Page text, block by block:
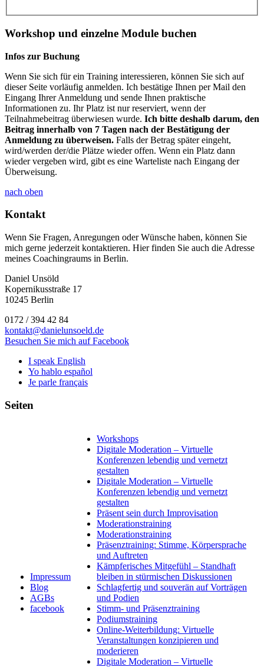
Workshop und einzelne Module buchen
Infos zur Buchung
Wenn Sie sich für ein Training interessieren, können Sie sich auf
dieser Seite vorläufig anmelden. Ich bestätige Ihnen per Mail den
Eingang Ihrer Anmeldung und sende Ihnen praktische
Informationen zu. Ihr Platz ist nur reserviert, wenn der
Teilnahmebeitrag überwiesen wurde. Ich bitte deshalb darum, den
Beitrag innerhalb von 7 Tagen nach der Bestätigung der
Anmeldung zu überweisen. Falls der Betrag später eingeht,
wird/werden der/die Plätze wieder offen. Wenn ein Platz dann
wieder vergeben wird, gibt es eine Warteliste nach Eingang der
Überweisung.
nach oben
Kontakt
Wenn Sie Fragen, Anregungen oder Wünsche haben, können Sie
mich gerne jederzeit kontaktieren. Hier finden Sie auch die Adresse
meines Coachingraums in Berlin.
Daniel Unsöld
Kopernikusstraße 17
10245 Berlin
0172 / 394 42 84
kontakt@danielunsoeld.de
Besuchen Sie mich auf Facebook
I speak English
Yo hablo español
Je parle français
Seiten
Impressum
Blog
AGBs
facebook
Workshops
Digitale Moderation – Virtuelle
Konferenzen lebendig und vernetzt
gestalten
Digitale Moderation – Virtuelle
Konferenzen lebendig und vernetzt
gestalten
Präsent sein durch Improvisation
Moderationstraining
Moderationstraining
Präsenztraining: Stimme, Körpersprache
und Auftreten
Kämpferisches Mitgefühl – Standhaft
bleiben in stürmischen Diskussionen
Schlagfertig und souverän auf Vorträgen
und Podien
Stimm- und Präsenztraining
Podiumstraining
Online-Weiterbildung: Virtuelle
Veranstaltungen konzipieren und
moderieren
Digitale Moderation – Virtuelle